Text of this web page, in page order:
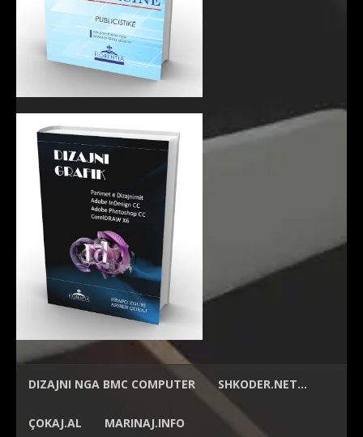
DIZAJNI NGA BMC COMPUTER SHKODER.NET…
ÇOKAJ.AL MARINAJ.INFO